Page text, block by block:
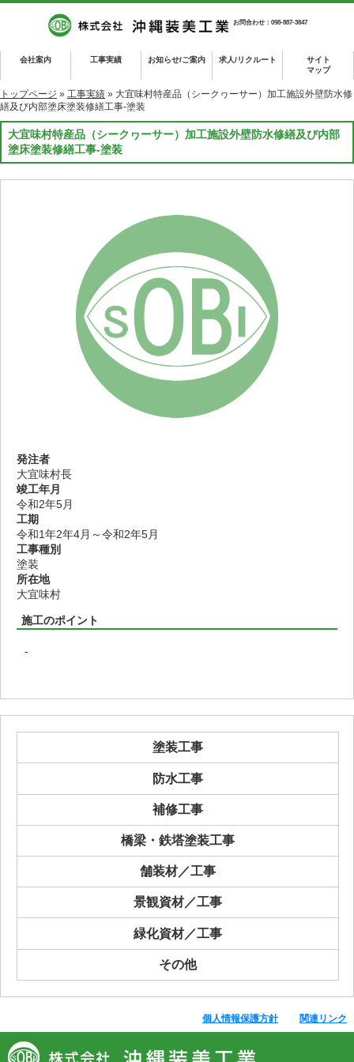
お問合わせ：098-887-3847
会社案内 工事実績 お知らせ/ご案内 求人/リクルート
サイト
マップ
トップページ » 工事実績 » 大宜味村特産品（シークヮーサー）加工施設外壁防水修
繕及び内部塗床塗装修繕工事-塗装
大宜味村特産品（シークヮーサー）加工施設外壁防水修繕及び内部
塗床塗装修繕工事-塗装
発注者
大宜味村長
竣工年月
令和2年5月
工期
令和1年2年4月～令和2年5月
工事種別
塗装
所在地
大宜味村
施工のポイント
-
塗装工事
防水工事
補修工事
橋梁・鉄塔塗装工事
舗装材／工事
景観資材／工事
緑化資材／工事
その他
個人情報保護方針 関連リンク